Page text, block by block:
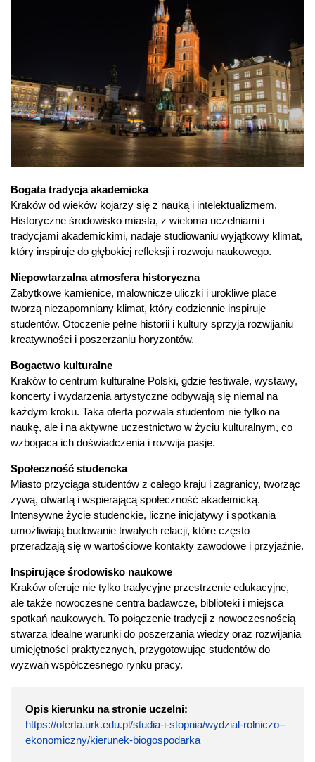
Bogata tradycja akademicka
Kraków od wieków kojarzy się z nauką i intelektualizmem.
Historyczne środowisko miasta, z wieloma uczelniami i
tradycjami akademickimi, nadaje studiowaniu wyjątkowy klimat,
który inspiruje do głębokiej refleksji i rozwoju naukowego.
Niepowtarzalna atmosfera historyczna
Zabytkowe kamienice, malownicze uliczki i urokliwe place
tworzą niezapomniany klimat, który codziennie inspiruje
studentów. Otoczenie pełne historii i kultury sprzyja rozwijaniu
kreatywności i poszerzaniu horyzontów.
Bogactwo kulturalne
Kraków to centrum kulturalne Polski, gdzie festiwale, wystawy,
koncerty i wydarzenia artystyczne odbywają się niemal na
każdym kroku. Taka oferta pozwala studentom nie tylko na
naukę, ale i na aktywne uczestnictwo w życiu kulturalnym, co
wzbogaca ich doświadczenia i rozwija pasje.
Społeczność studencka
Miasto przyciąga studentów z całego kraju i zagranicy, tworząc
żywą, otwartą i wspierającą społeczność akademicką.
Intensywne życie studenckie, liczne inicjatywy i spotkania
umożliwiają budowanie trwałych relacji, które często
przeradzają się w wartościowe kontakty zawodowe i przyjaźnie.
Inspirujące środowisko naukowe
Kraków oferuje nie tylko tradycyjne przestrzenie edukacyjne,
ale także nowoczesne centra badawcze, biblioteki i miejsca
spotkań naukowych. To połączenie tradycji z nowoczesnością
stwarza idealne warunki do poszerzania wiedzy oraz rozwijania
umiejętności praktycznych, przygotowując studentów do
wyzwań współczesnego rynku pracy.
Opis kierunku na stronie uczelni:
https://oferta.urk.edu.pl/studia-i-stopnia/wydzial-rolniczo--
ekonomiczny/kierunek-biogospodarka